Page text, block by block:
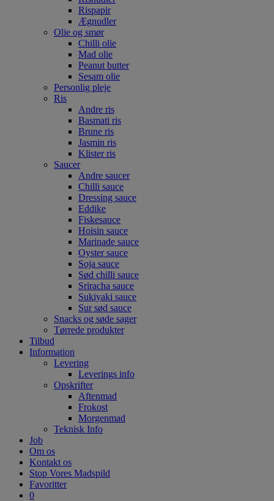
Rispapir
Ægnudler
Olie og smør
Chilli olie
Mad olie
Peanut butter
Sesam olie
Personlig pleje
Ris
Andre ris
Basmati ris
Brune ris
Jasmin ris
Klister ris
Saucer
Andre saucer
Chilli sauce
Dressing sauce
Eddike
Fiskesauce
Hoisin sauce
Marinade sauce
Oyster sauce
Soja sauce
Sød chilli sauce
Sriracha sauce
Sukiyaki sauce
Sur sød sauce
Snacks og søde sager
Tørrede produkter
Tilbud
Information
Levering
Leverings info
Opskrifter
Aftenmad
Frokost
Morgenmad
Teknisk Info
Job
Om os
Kontakt os
Stop Vores Madspild
Favoritter
0